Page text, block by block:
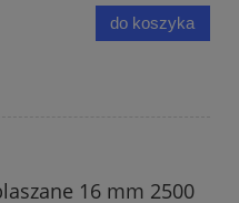
do koszyka
16 mm 2500